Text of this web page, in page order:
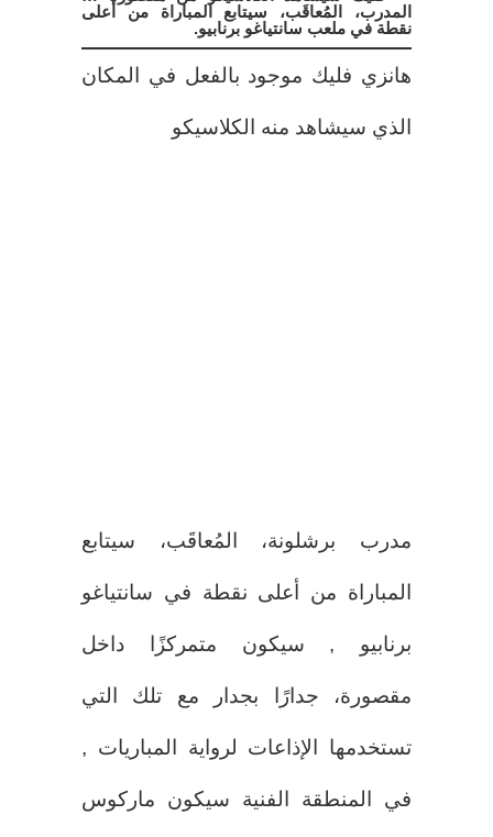
المدرب، المُعاقَب، سيتابع المباراة من أعلى
نقطة في ملعب سانتياغو برنابيو.
هانزي فليك موجود بالفعل في المكان
الذي سيشاهد منه الكلاسيكو
مدرب برشلونة، المُعاقَب، سيتابع
المباراة من أعلى نقطة في سانتياغو
برنابيو , سيكون متمركزًا داخل
مقصورة، جدارًا بجدار مع تلك التي
تستخدمها الإذاعات لرواية المباريات ,
في المنطقة الفنية سيكون ماركوس